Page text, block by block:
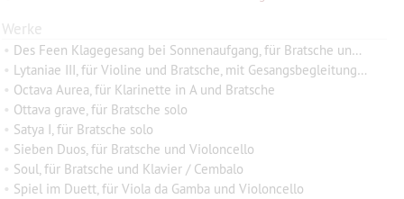
Werke
• Des Feen Klagegesang bei Sonnenaufgang, für Bratsche und Klavier
• Lytaniae III, für Violine und Bratsche, mit Gesangsbegleitung ad libitum
• Octava Aurea, für Klarinette in A und Bratsche
• Ottava grave, für Bratsche solo
• Satya I, für Bratsche solo
• Sieben Duos, für Bratsche und Violoncello
• Soul, für Bratsche und Klavier / Cembalo
• Spiel im Duett, für Viola da Gamba und Violoncello